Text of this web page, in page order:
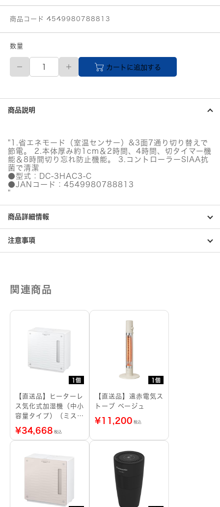
商品コード 4549980788813
数量
【直
品】
ナ
ソ
ニ
着
せ
替
え
カ
ー
ト
セ
ッ
ト
ー
ュ）
カートに追加する
商品説明
"1.省エネモード（室温センサー）&3面7通り切り替えで
節電。 2.本体厚み約1cm＆2時間、4時間、切タイマー機
能＆8時間切り忘れ防止機能。 3.コントローラーSIAA抗
菌で清潔
●型式：DC-3HAC3-C
●JANコード：4549980788813
"
商品詳細情報
注意事項
関連商品
1個
【直送品】ヒーターレ
ス気化式加湿機（中小
容量タイプ）（ミステ
ィホワイト）
¥34,668 税込
1個
【直送品】遠赤電気ス
トーブ ベージュ
¥11,200 税込